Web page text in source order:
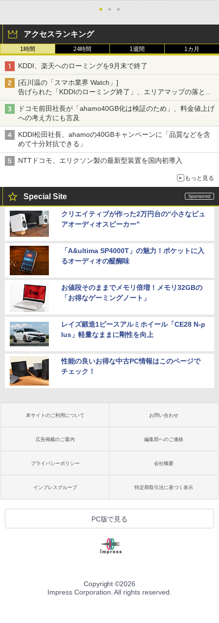
● ● ●
アクセスランキング
1時間 24時間 1週間 1カ月
KDDI、楽天へのローミングを9月末で終了
[石川温の「スマホ業界 Watch」]
告げられた「KDDIのローミング終了」、エリアマップの落とし
穴と楽天モバイルの課題
ドコモ前田社長が「ahamo40GB化は検証のため」、料金値上げ
への考え方にも言及
KDDI松田社長、ahamoの40GBキャンペーンに「品質などを含
めて十分対抗できる」
NTTドコモ、エリクソン製の最新型装置を国内初導入
もっと見る
Special Site
クリエイティブが作った2万円台の“小さなピュ
アオーディオスピーカー”
「A&ultima SP4000T」の魅力！ポケットに入
るオーディオの醍醐味
お値段そのままでメモリ倍増！メモリ32GBの
「お得なゲーミングノート」
レイズ鍛造1ピースアルミホイール「CE28 N-p
lus」軽量なままに剛性を向上
性能の良いお得な中古PC情報はこのページで
チェック！
本サイトのご利用について お問い合わせ
広告掲載のご案内 編集部へのご連絡
プライバシーポリシー 会社概要
インプレスグループ 特定商取引法に基づく表示
PC版で見る
Copyright ©2026
Impress Corporation. All rights reserved.